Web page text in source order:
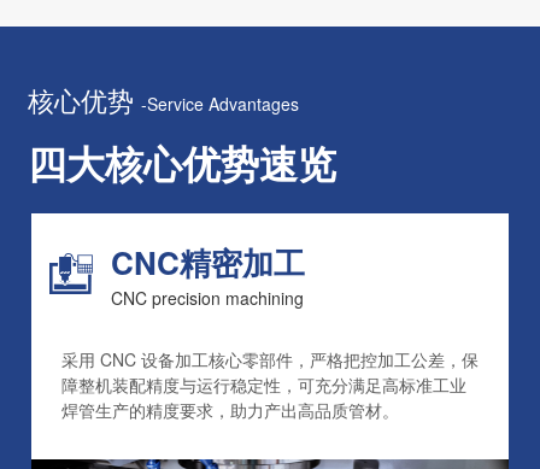
核心优势 -Service Advantages
四大核心优势速览
CNC精密加工
CNC precision machining
采用 CNC 设备加工核心零部件，严格把控加工公差，保
障整机装配精度与运行稳定性，可充分满足高标准工业
焊管生产的精度要求，助力产出高品质管材。